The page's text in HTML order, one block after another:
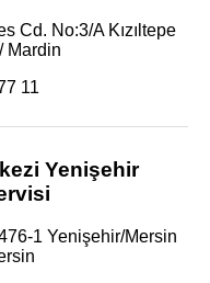
Cd. No:3/A Kızıltepe
Mardin
11
Yenişehir
1 Yenişehir/Mersin